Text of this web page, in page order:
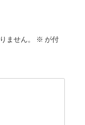
ません。 ※ が付